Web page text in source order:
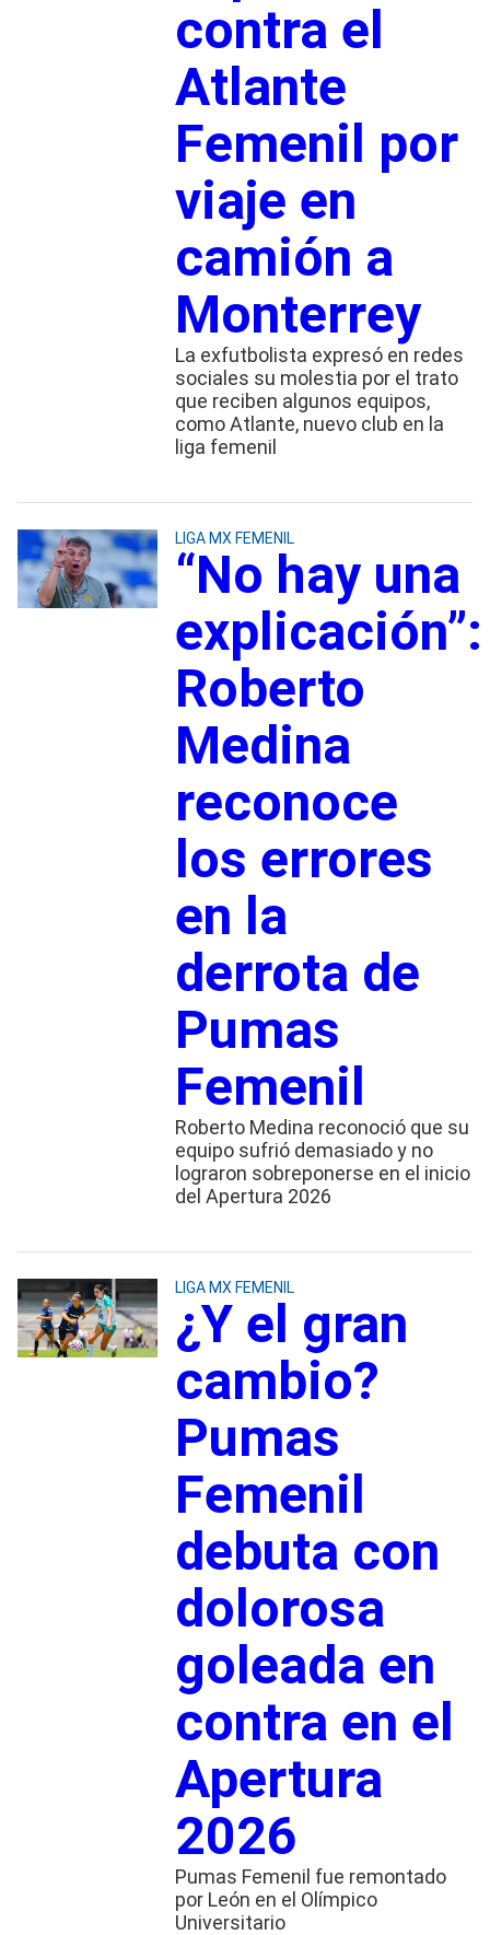
contra el
Atlante
Femenil por
viaje en
camión a
Monterrey
La exfutbolista expresó en redes
sociales su molestia por el trato
que reciben algunos equipos,
como Atlante, nuevo club en la
liga femenil
LIGA MX FEMENIL
“No hay una
explicación”:
Roberto
Medina
reconoce
los errores
en la
derrota de
Pumas
Femenil
Roberto Medina reconoció que su
equipo sufrió demasiado y no
lograron sobreponerse en el inicio
del Apertura 2026
LIGA MX FEMENIL
¿Y el gran
cambio?
Pumas
Femenil
debuta con
dolorosa
goleada en
contra en el
Apertura
2026
Pumas Femenil fue remontado
por León en el Olímpico
Universitario